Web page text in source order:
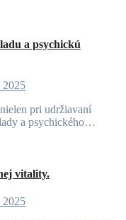
a psychickú
2025
a psychického…
vitality.
2025